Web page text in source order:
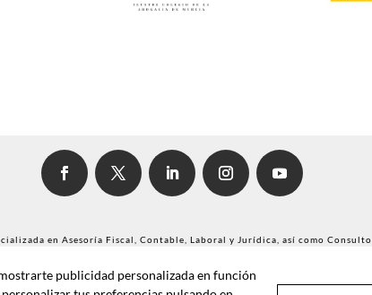
en Asesoría Fiscal, Contable, Laboral y Jurídica, así como
Sociedades Profesionales del Iltre. Colegio de Economistas de Murcia y
publicidad personalizada en función